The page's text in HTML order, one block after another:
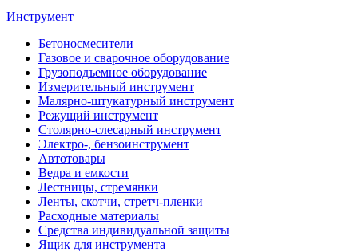
Инструмент
Бетоносмесители
Газовое и сварочное оборудование
Грузоподъемное оборудование
Измерительный инструмент
Малярно-штукатурный инструмент
Режущий инструмент
Столярно-слесарный инструмент
Электро-, бензоинструмент
Автотовары
Ведра и емкости
Лестницы, стремянки
Ленты, скотчи, стретч-пленки
Расходные материалы
Средства индивидуальной защиты
Ящик для инструмента